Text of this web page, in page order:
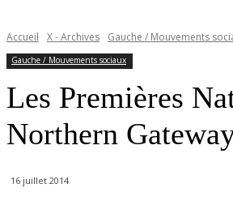
Accueil X - Archives Gauche / Mouvements
Gauche / Mouvements sociaux
Les Premières
Northern
16 juillet 2014